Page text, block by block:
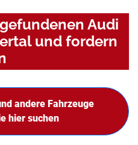
Audi
und fordern
andere Fahrzeuge
hier suchen